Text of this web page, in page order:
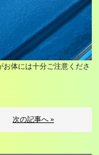
体には十分ご注意くださ
次の記事へ »